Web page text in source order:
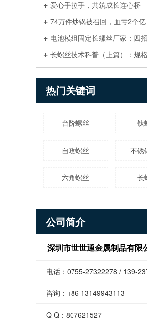
爱心手拉手，共筑成长连心桥——世世通携员工践行TA139
74万件炒锅被召回，血亏2个亿！竟是因一颗螺丝？选错供应商，一
电池模组固定长螺丝厂家：四招解决
长螺丝技术科普（上篇）：规格与材质
热门关键词
台阶螺丝 钛
自攻螺丝 不锈
六角螺丝 长
公司简介
深圳市世世通金属制品有限
电话：0755-27322278 / 139-
咨询：+86 13149943113
Q Q：807621527